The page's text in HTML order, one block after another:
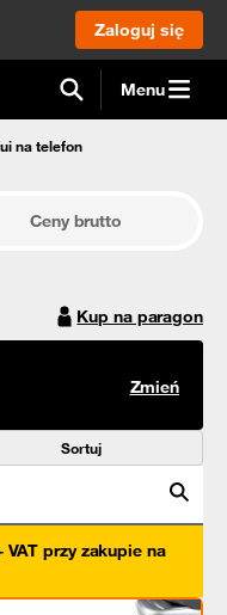
Zaloguj się
Menu
na telefon
Ceny brutto
Kup na paragon
Zmień
Sortuj
VAT przy zakupie na